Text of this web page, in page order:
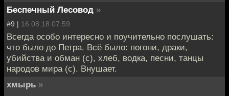
Беспечный Лесовод »
#9 | 16.08.18 07:59
Всегда особо интересно и поучительно послушать:
что было до Петра. Всё было: погони, драки,
убийства и обман (с), хлеб, водка, песни, танцы
народов мира (с). Внушает.
хмырь »